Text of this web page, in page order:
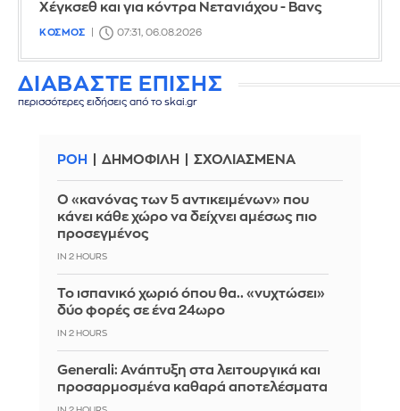
Χέγκσεθ και για κόντρα Νετανιάχου - Βανς
ΚΟΣΜΟΣ 07:31, 06.08.2026
ΔΙΑΒΑΣΤΕ ΕΠΙΣΗΣ
περισσότερες ειδήσεις από το skai.gr
ΡΟΗ ΔΗΜΟΦΙΛΗ ΣΧΟΛΙΑΣΜΕΝΑ
Ο «κανόνας των 5 αντικειμένων» που
κάνει κάθε χώρο να δείχνει αμέσως πιο
προσεγμένος
IN 2 HOURS
Το ισπανικό χωριό όπου θα.. «νυχτώσει»
δύο φορές σε ένα 24ωρο
IN 2 HOURS
Generali: Ανάπτυξη στα λειτουργικά και
προσαρμοσμένα καθαρά αποτελέσματα